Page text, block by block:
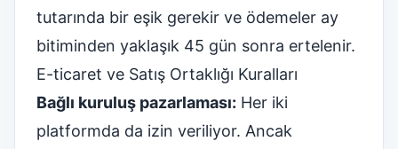
tutarında bir eşik gerekir ve ödemeler ay
bitiminden yaklaşık 45 gün sonra ertelenir.
E-ticaret ve Satış Ortaklığı Kuralları
Bağlı kuruluş pazarlaması: Her iki
platformda da izin veriliyor. Ancak